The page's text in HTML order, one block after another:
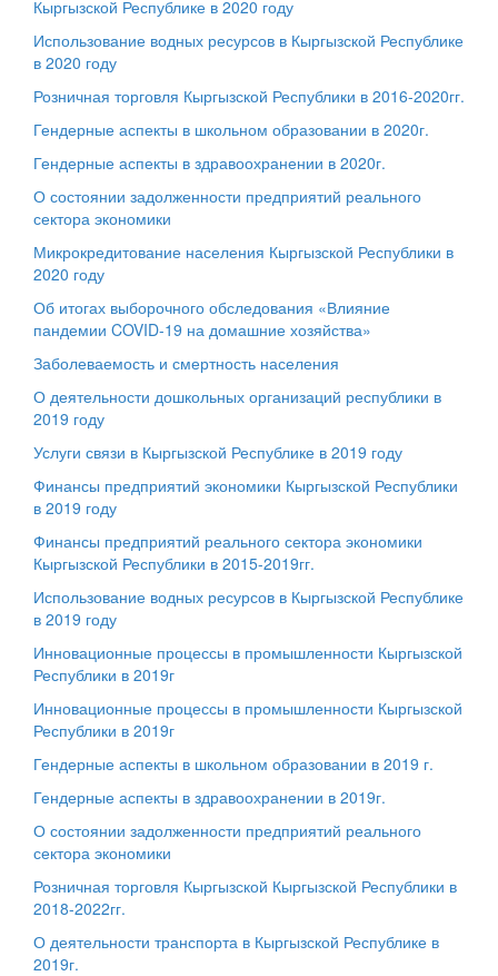
Кыргызской Республике в 2020 году
Использование водных ресурсов в Кыргызской Республике
в 2020 году
Розничная торговля Кыргызской Республики в 2016-2020гг.
Гендерные аспекты в школьном образовании в 2020г.
Гендерные аспекты в здравоохранении в 2020г.​
О состоянии задолженности предприятий реального
сектора экономики
Микрокредитование населения Кыргызской Республики в
2020 году
Об итогах выборочного обследования «Влияние
пандемии COVID-19 на домашние хозяйства»
Заболеваемость и смертность населения
О деятельности дошкольных организаций республики в
2019 году
Услуги связи в Кыргызской Республике в 2019 году
Финансы предприятий экономики Кыргызской Республики
в 2019 году
Финансы предприятий реального сектора экономики
Кыргызской Республики в 2015-2019гг.
Использование водных ресурсов в Кыргызской Республике
в 2019 году
Инновационные процессы в промышленности Кыргызской
Республики в 2019г
Инновационные процессы в промышленности Кыргызской
Республики в 2019г
Гендерные аспекты в школьном образовании в 2019 г.
Гендерные аспекты в здравоохранении в 2019г.​
О состоянии задолженности предприятий реального
сектора экономики
Розничная торговля Кыргызской Кыргызской Республики в
2018-2022гг.
О деятельности транспорта в Кыргызской Республике в
2019г.